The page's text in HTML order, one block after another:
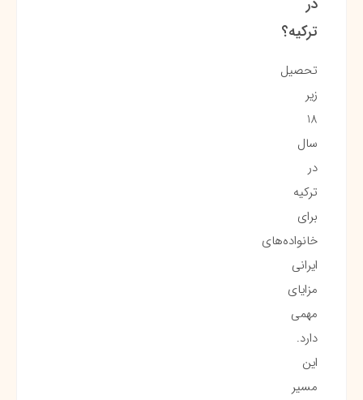
ترکیه؟
تحصیل
زیر
18
سال
در
ترکیه
برای
خانواده‌های
ایرانی
مزایای
مهمی
دارد.
این
مسیر